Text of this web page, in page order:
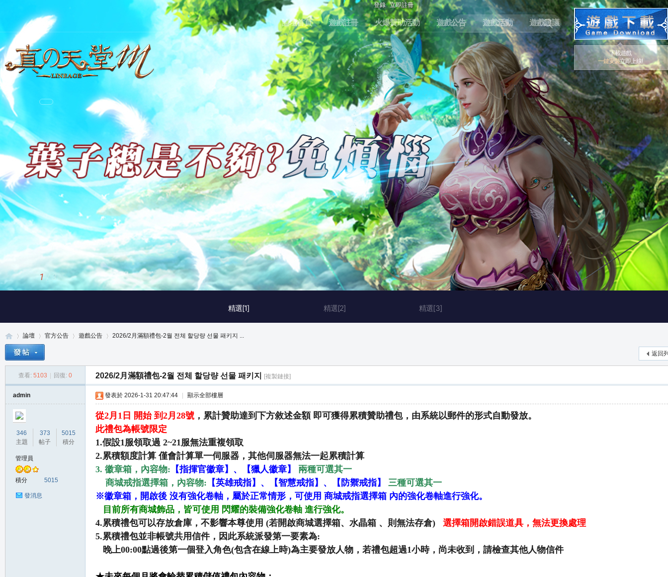
登錄 立即註冊
論壇首頁 遊戲註冊 火爆贊助活動 遊戲公告 遊戲活動 遊戲建議
下載遊戲
一鍵安裝立即上線!
精選[1] 精選[2] 精選[3]
2 / 3
論壇
›
官方公告
›
遊戲公告
›
2026/2月滿額禮包-2월 전체 할당량 선물 패키지 ...
返回
查看: 5103 回復: 0 2026/2月滿額禮包-2월 전체 할당량 선물 패키지 [複製鏈接]
admin
346
主題
373
帖子
5015
積分
管理員
積分 5015
發消息
發表於 2026-1-31 20:47:44 顯示全部樓層
從2月1日 開始 到2月28號 ，累計贊助達到下方敘述金額 即可獲得累積贊助禮包，由系統以郵件的形式自動發放。
此禮包為帳號限定
1.假設1服領取過 2~21服無法重複領取
2.累積額度計算 僅會計算單一伺服器，其他伺服器無法一起累積計算
3. 徽章箱，內容物: 【指揮官徽章】、【獵人徽章】
兩種可選其一
商城戒指選擇箱，內容物: 【英雄戒指】、【智慧戒指】、【防禦戒指】
三種可選其一
※徽章箱，開啟後 沒有強化卷軸，屬於正常情形 ，可使用 商城戒指選擇箱 內的強化卷軸進行強化。
目前所有商城飾品，皆可使用 閃耀的裝備強化卷軸 進行強化。
4.累積禮包可以存放倉庫，不影響本尊使用 (若開啟商城選擇箱、水晶箱 、 則無法存倉) 選擇箱開啟錯誤道具，無法更換處理
5.累積禮包並非帳號共用信件，因此系統派發第一要素為:
晚上00:00點過後第一個登入角色(包含在線上時)為主要發放人物，若禮包超過1小時，尚未收到，請檢查其他人物信件